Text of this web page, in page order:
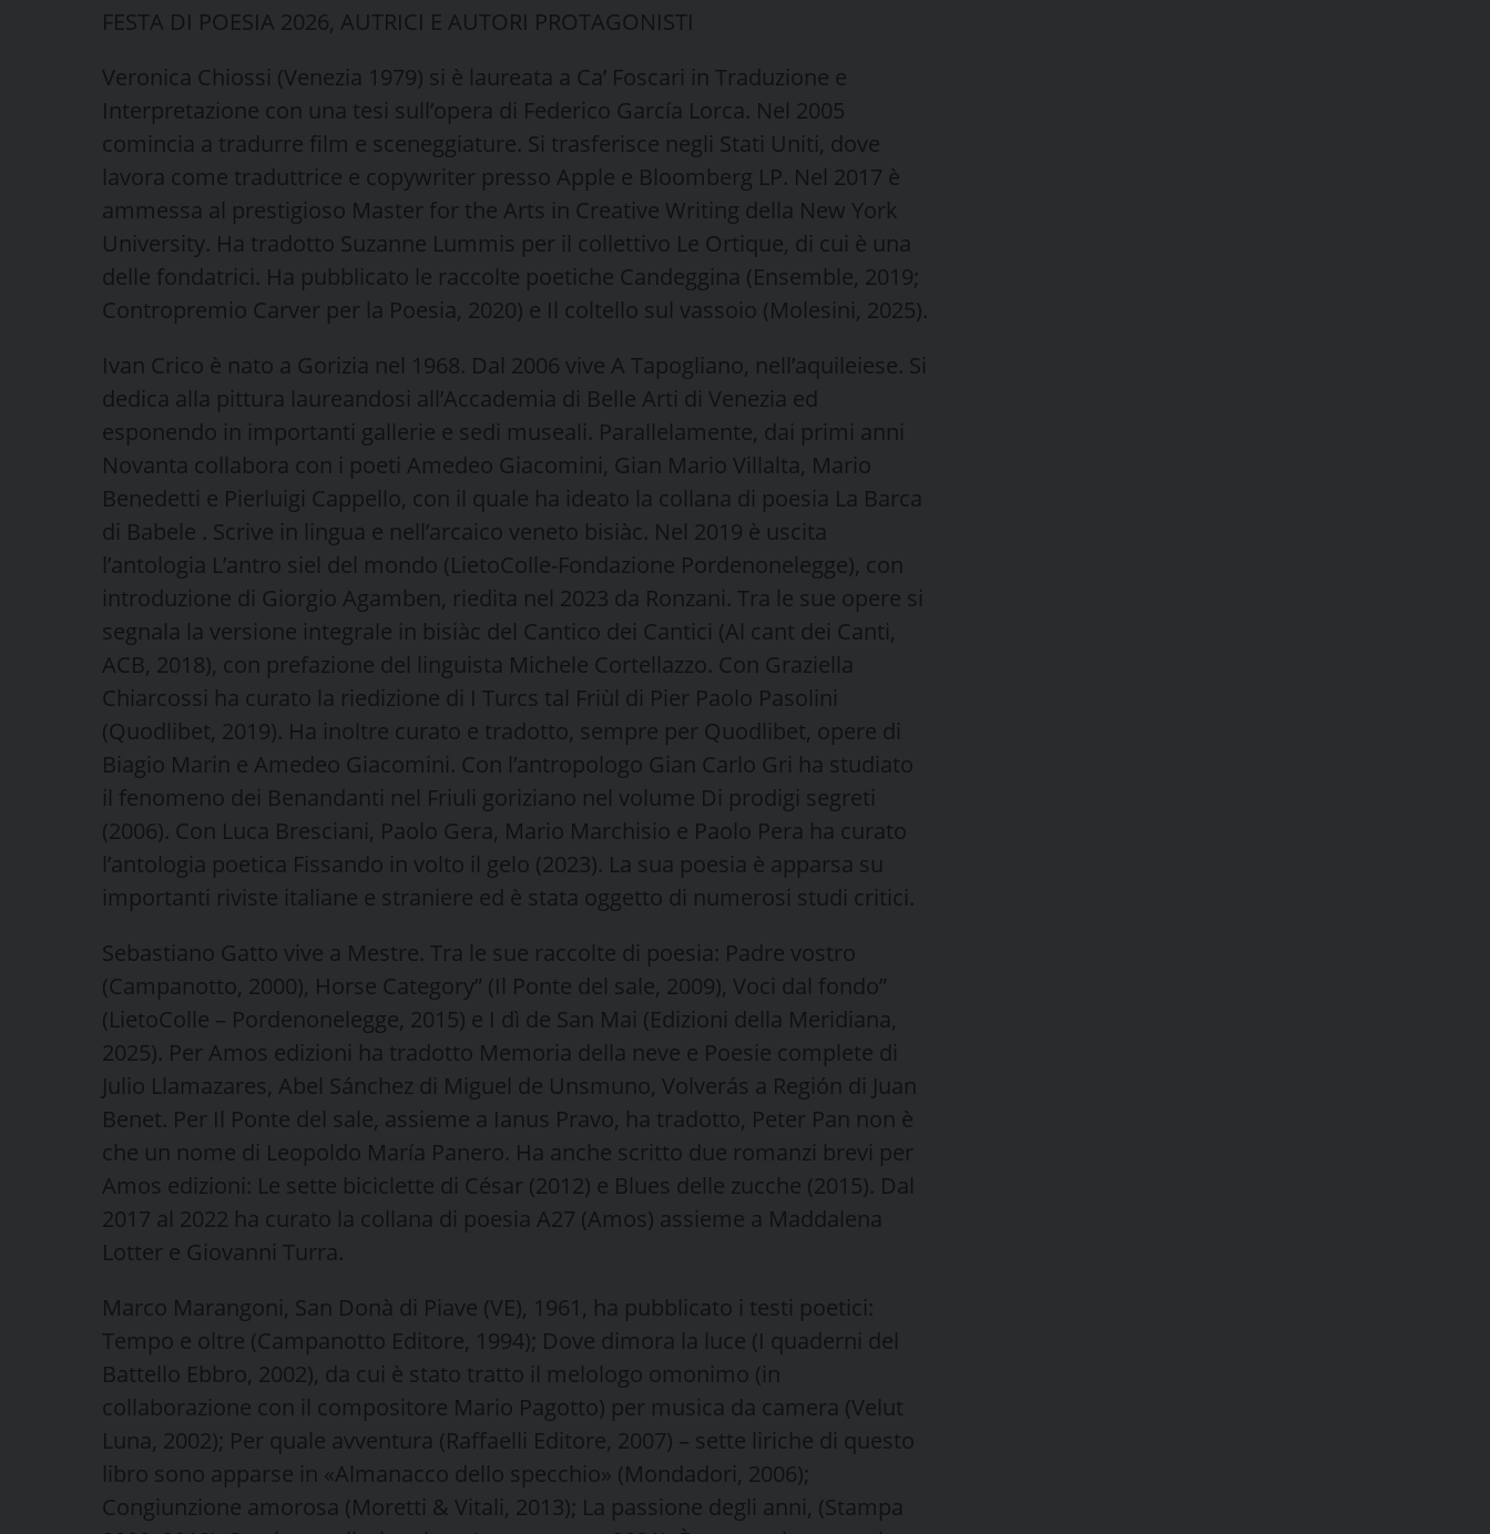
FESTA DI POESIA 2026, AUTRICI E AUTORI PROTAGONISTI
Veronica Chiossi (Venezia 1979) si è laureata a Ca’ Foscari in Traduzione e
Interpretazione con una tesi sull’opera di Federico García Lorca. Nel 2005
comincia a tradurre film e sceneggiature. Si trasferisce negli Stati Uniti, dove
lavora come traduttrice e copywriter presso Apple e Bloomberg LP. Nel 2017 è
ammessa al prestigioso Master for the Arts in Creative Writing della New York
University. Ha tradotto Suzanne Lummis per il collettivo Le Ortique, di cui è una
delle fondatrici. Ha pubblicato le raccolte poetiche Candeggina (Ensemble, 2019;
Contropremio Carver per la Poesia, 2020) e Il coltello sul vassoio (Molesini, 2025).
Ivan Crico è nato a Gorizia nel 1968. Dal 2006 vive A Tapogliano, nell’aquileiese. Si
dedica alla pittura laureandosi all’Accademia di Belle Arti di Venezia ed
esponendo in importanti gallerie e sedi museali. Parallelamente, dai primi anni
Novanta collabora con i poeti Amedeo Giacomini, Gian Mario Villalta, Mario
Benedetti e Pierluigi Cappello, con il quale ha ideato la collana di poesia La Barca
di Babele . Scrive in lingua e nell’arcaico veneto bisiàc. Nel 2019 è uscita
l’antologia L’antro siel del mondo (LietoColle-Fondazione Pordenonelegge), con
introduzione di Giorgio Agamben, riedita nel 2023 da Ronzani. Tra le sue opere si
segnala la versione integrale in bisiàc del Cantico dei Cantici (Al cant dei Canti,
ACB, 2018), con prefazione del linguista Michele Cortellazzo. Con Graziella
Chiarcossi ha curato la riedizione di I Turcs tal Friùl di Pier Paolo Pasolini
(Quodlibet, 2019). Ha inoltre curato e tradotto, sempre per Quodlibet, opere di
Biagio Marin e Amedeo Giacomini. Con l’antropologo Gian Carlo Gri ha studiato
il fenomeno dei Benandanti nel Friuli goriziano nel volume Di prodigi segreti
(2006). Con Luca Bresciani, Paolo Gera, Mario Marchisio e Paolo Pera ha curato
l’antologia poetica Fissando in volto il gelo (2023). La sua poesia è apparsa su
importanti riviste italiane e straniere ed è stata oggetto di numerosi studi critici.
Sebastiano Gatto vive a Mestre. Tra le sue raccolte di poesia: Padre vostro
(Campanotto, 2000), Horse Category” (Il Ponte del sale, 2009), Voci dal fondo”
(LietoColle – Pordenonelegge, 2015) e I dì de San Mai (Edizioni della Meridiana,
2025). Per Amos edizioni ha tradotto Memoria della neve e Poesie complete di
Julio Llamazares, Abel Sánchez di Miguel de Unsmuno, Volverás a Región di Juan
Benet. Per Il Ponte del sale, assieme a Ianus Pravo, ha tradotto, Peter Pan non è
che un nome di Leopoldo María Panero. Ha anche scritto due romanzi brevi per
Amos edizioni: Le sette biciclette di César (2012) e Blues delle zucche (2015). Dal
2017 al 2022 ha curato la collana di poesia A27 (Amos) assieme a Maddalena
Lotter e Giovanni Turra.
Marco Marangoni, San Donà di Piave (VE), 1961, ha pubblicato i testi poetici:
Tempo e oltre (Campanotto Editore, 1994); Dove dimora la luce (I quaderni del
Battello Ebbro, 2002), da cui è stato tratto il melologo omonimo (in
collaborazione con il compositore Mario Pagotto) per musica da camera (Velut
Luna, 2002); Per quale avventura (Raffaelli Editore, 2007) – sette liriche di questo
libro sono apparse in «Almanacco dello specchio» (Mondadori, 2006);
Congiunzione amorosa (Moretti & Vitali, 2013); La passione degli anni, (Stampa